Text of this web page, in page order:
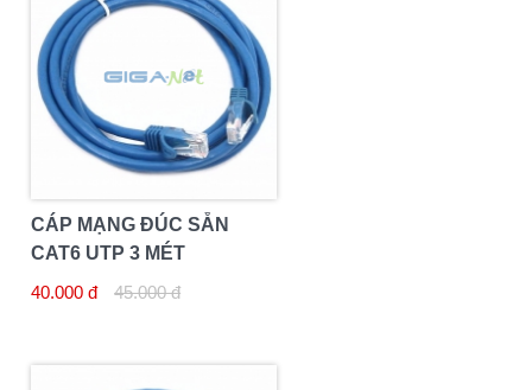
CÁP MẠNG ĐÚC SẴN
CAT6 UTP 3 MÉT
40.000 đ
45.000 đ